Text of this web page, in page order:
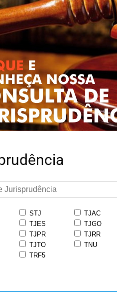
STJ TJAC
TJES TJGO
TJPR TJRR
TJTO TNU
TRF5